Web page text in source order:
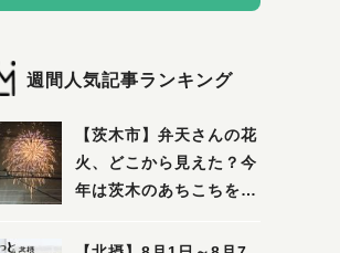
週間人気記事ランキング
【茨木市】弁天さんの花
火、どこから見えた？今
年は茨木のあちこちを巡